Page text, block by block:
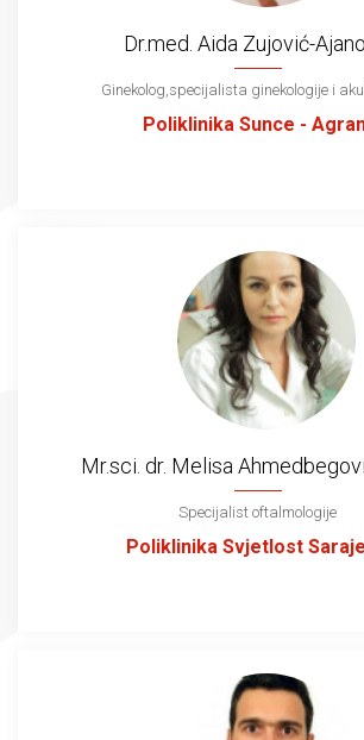
Dr.med. Aida Zujović-
Ginekolog,specijalista ginekologije i
Poliklinika Sunce -
Mr.sci. dr. Melisa
Specijalist oftalmologije
Poliklinika Svjetlost